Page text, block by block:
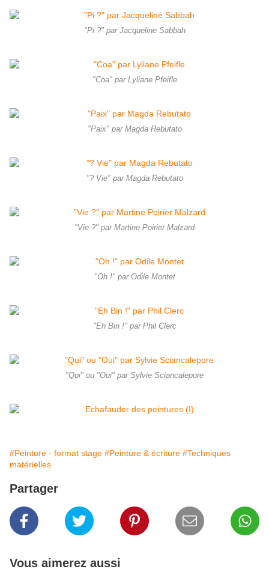
"Pi ?" par Jacqueline Sabbah
"Coa" par Lyliane Pfeifle
"Paix" par Magda Rebutato
"? Vie" par Magda Rebutato
"Vie ?" par Martine Poirier Malzard
"Oh !" par Odile Montet
"Eh Bin !" par Phil Clerc
"Qui" ou "Oui" par Sylvie Sciancalepore
#Peinture - format stage #Peinture & écriture #Techniques
matérielles
Partager
Vous aimerez aussi